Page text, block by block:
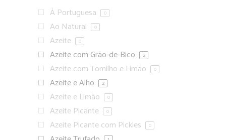
À Portuguesa 0
Ao Natural 0
Azeite 0
Azeite com Grão-de-Bico 2
Azeite com Tomilho e Limão 0
Azeite e Alho 2
Azeite e Limão 0
Azeite Picante 0
Azeite Picante com Pickles 0